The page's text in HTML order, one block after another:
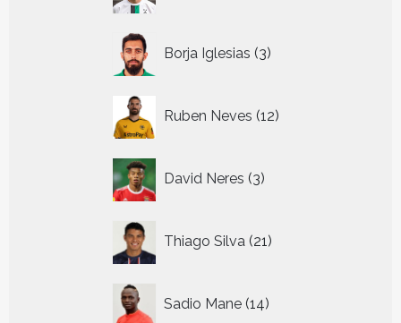
Borja Iglesias 3
producten
Ruben Neves 12
producten
David Neres 3
producten
Thiago Silva 21
producten
Sadio Mane 14
producten